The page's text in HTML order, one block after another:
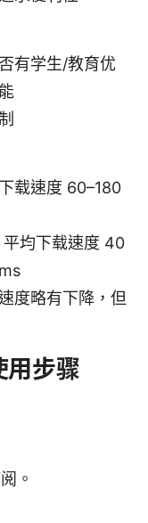
有学生/教育优
载速度 60–180
均下载速度 40
度略有下降，但
用步骤
。